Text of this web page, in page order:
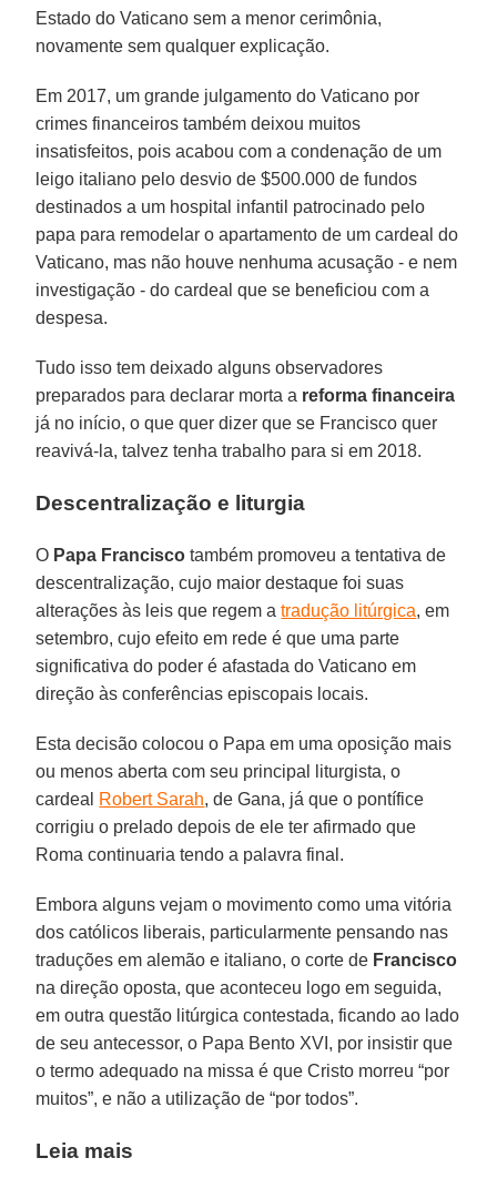
Estado do Vaticano sem a menor cerimônia,
novamente sem qualquer explicação.
Em 2017, um grande julgamento do Vaticano por
crimes financeiros também deixou muitos
insatisfeitos, pois acabou com a condenação de um
leigo italiano pelo desvio de $500.000 de fundos
destinados a um hospital infantil patrocinado pelo
papa para remodelar o apartamento de um cardeal do
Vaticano, mas não houve nenhuma acusação - e nem
investigação - do cardeal que se beneficiou com a
despesa.
Tudo isso tem deixado alguns observadores
preparados para declarar morta a reforma financeira
já no início, o que quer dizer que se Francisco quer
reavivá-la, talvez tenha trabalho para si em 2018.
Descentralização e liturgia
O Papa Francisco também promoveu a tentativa de
descentralização, cujo maior destaque foi suas
alterações às leis que regem atradução litúrgica, em
setembro, cujo efeito em rede é que uma parte
significativa do poder é afastada do Vaticano em
direção às conferências episcopais locais.
Esta decisão colocou o Papa em uma oposição mais
ou menos aberta com seu principal liturgista, o
cardeal Robert Sarah, de Gana, já que o pontífice
corrigiu o prelado depois de ele ter afirmado que
Roma continuaria tendo a palavra final.
Embora alguns vejam o movimento como uma vitória
dos católicos liberais, particularmente pensando nas
traduções em alemão e italiano, o corte de Francisco
na direção oposta, que aconteceu logo em seguida,
em outra questão litúrgica contestada, ficando ao lado
de seu antecessor, o Papa Bento XVI, por insistir que
o termo adequado na missa é que Cristo morreu “por
muitos”, e não a utilização de “por todos”.
Leia mais